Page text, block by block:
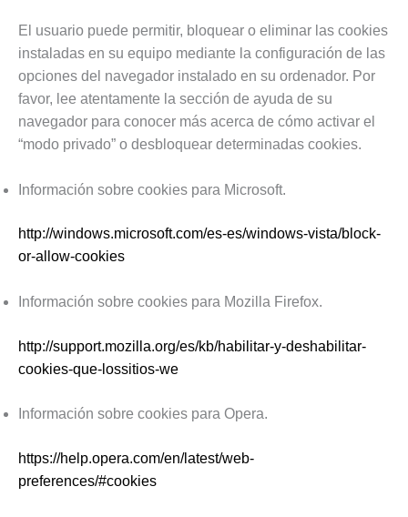
El usuario puede permitir, bloquear o eliminar las cookies
instaladas en su equipo mediante la configuración de las
opciones del navegador instalado en su ordenador. Por
favor, lee atentamente la sección de ayuda de su
navegador para conocer más acerca de cómo activar el
“modo privado” o desbloquear determinadas cookies.
Información sobre cookies para Microsoft.
http://windows.microsoft.com/es-es/windows-vista/block-
or-allow-cookies
Información sobre cookies para Mozilla Firefox.
http://support.mozilla.org/es/kb/habilitar-y-deshabilitar-
cookies-que-lossitios-we
Información sobre cookies para Opera.
https://help.opera.com/en/latest/web-
preferences/#cookies